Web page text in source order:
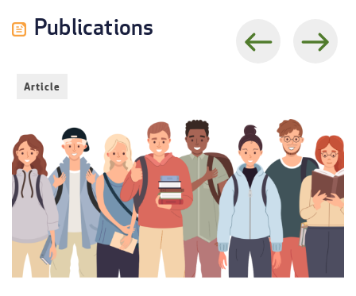
Publications
Article